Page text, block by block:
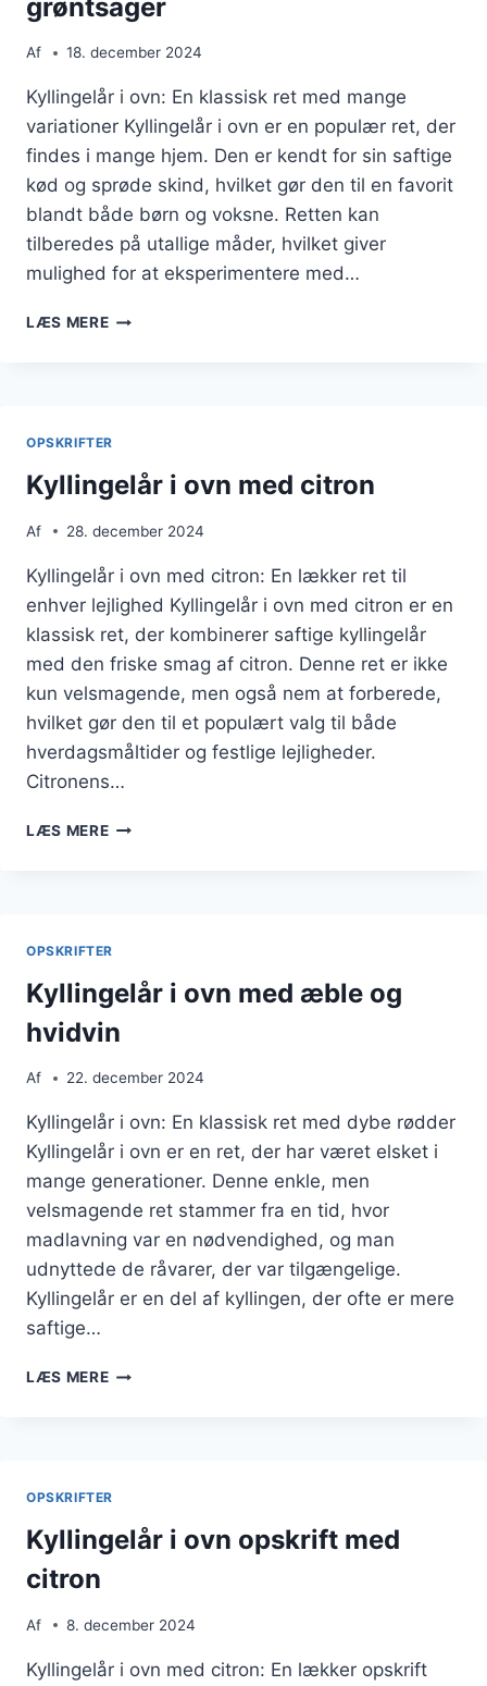
grøntsager
Af 18. december 2024
Kyllingelår i ovn: En klassisk ret med mange
variationer Kyllingelår i ovn er en populær ret, der
findes i mange hjem. Den er kendt for sin saftige
kød og sprøde skind, hvilket gør den til en favorit
blandt både børn og voksne. Retten kan
tilberedes på utallige måder, hvilket giver
mulighed for at eksperimentere med…
LÆS MEREKYLLINGELÅR
OPSKRIFTER
Kyllingelår i ovn med citron
Af 28. december 2024
Kyllingelår i ovn med citron: En lækker ret til
enhver lejlighed Kyllingelår i ovn med citron er en
klassisk ret, der kombinerer saftige kyllingelår
med den friske smag af citron. Denne ret er ikke
kun velsmagende, men også nem at forberede,
hvilket gør den til et populært valg til både
hverdagsmåltider og festlige lejligheder.
Citronens…
LÆS MEREKYLLINGELÅR
OPSKRIFTER
Kyllingelår i ovn med æble og
hvidvin
Af 22. december 2024
Kyllingelår i ovn: En klassisk ret med dybe rødder
Kyllingelår i ovn er en ret, der har været elsket i
mange generationer. Denne enkle, men
velsmagende ret stammer fra en tid, hvor
madlavning var en nødvendighed, og man
udnyttede de råvarer, der var tilgængelige.
Kyllingelår er en del af kyllingen, der ofte er mere
saftige…
LÆS MEREKYLLINGELÅR
OPSKRIFTER
Kyllingelår i ovn opskrift med
citron
Af 8. december 2024
Kyllingelår i ovn med citron: En lækker opskrift